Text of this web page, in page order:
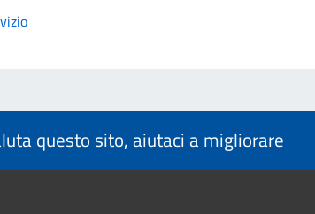
questo sito, aiutaci a migliorare